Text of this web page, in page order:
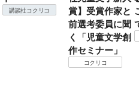
講談社コクリコ
賞】受賞作家と
前選考委員に聞
く「児童文学創
作セミナー」
コクリコ